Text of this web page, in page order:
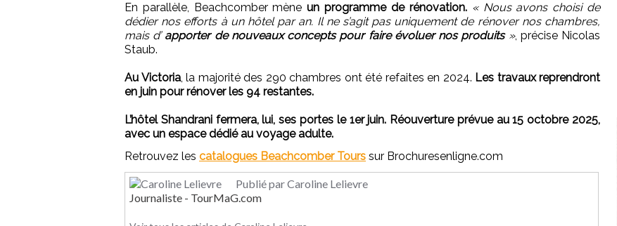
En parallèle, Beachcomber mèneun programme de rénovation. « Nous avons choisi de
dédier nos efforts à un hôtel par an. Il ne s’agit pas uniquement de rénover nos chambres,
mais d’ apporter de nouveaux concepts pour faire évoluer nos produits», précise Nicolas
Staub.
Au Victoria, la majorité des 290 chambres ont été refaites en 2024. Les travaux reprendront
en juin pour rénover les 94 restantes.
L’hôtel Shandrani fermera, lui, ses portes le 1er juin. Réouverture prévue au 15 octobre 2025,
avec un espace dédié au voyage adulte.
Retrouvez les catalogues Beachcomber Tours sur Brochuresenligne.com
Publié par Caroline Lelievre
Journaliste - TourMaG.com